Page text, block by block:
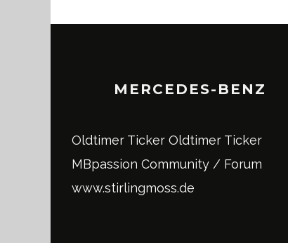
MERCEDES-BENZ
Oldtimer Ticker Oldtimer Ticker
MBpassion Community / Forum
www.stirlingmoss.de